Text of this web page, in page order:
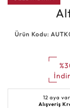
Ürün Kodu:
12 aya
Alışveriş